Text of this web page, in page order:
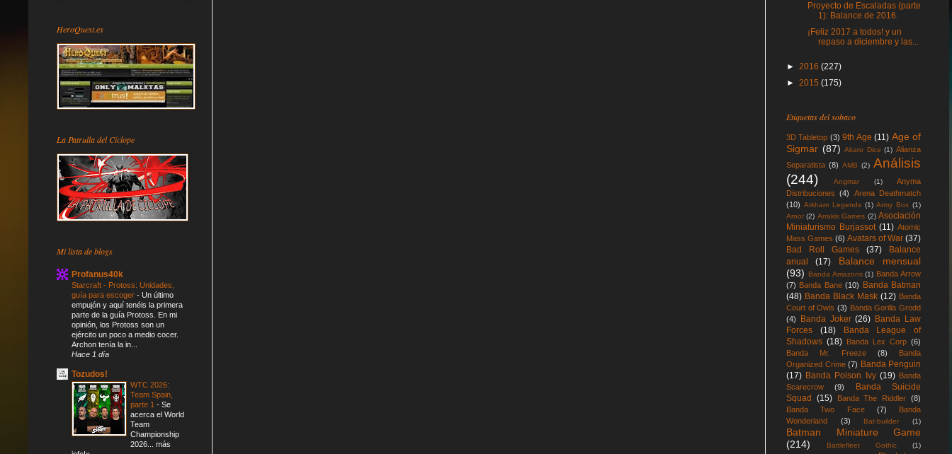
HeroQuest.es
La Patrulla del Cíclope
Mi lista de blogs
Profanus40k
Starcraft - Protoss: Unidades,
guía para escoger - Un último
empujón y aquí tenéis la primera
parte de la guía Protoss. En mi
opinión, los Protoss son un
ejército un poco a medio cocer.
Archon tenía la in...
Hace 1 día
Tozudos!
WTC 2026:
Team Spain,
parte 1 - Se
acerca el World
Team
Championship
2026... más
Proyecto de Escaladas (parte
1): Balance de 2016.
¡Feliz 2017 a todos! y un
repaso a diciembre y las...
► 2016 (227)
► 2015 (175)
Etiquetas del sobaco
3D Tabletop (3) 9th Age (11) Age of
Sigmar (87) Akaro Dice (1) Alianza
Separatista (8) AMB (2) Análisis
(244)
Angmar (1)
Anyma
Distribuciones
(4)
Arena Deathmatch
(10) Arkham Legends (1) Army Box (1)
Arnor (2) Arrakis Games (2) Asociación
Miniaturismo Burjassot (11) Atomic
Mass Games (6) Avatars of War (37)
Bad Roll Games
(37)
Balance
anual
(17)
Balance mensual
(93)
Banda Amazons (1) Banda Arrow
(7) Banda Bane (10)
Banda Batman
(48) Banda Black Mask (12) Banda
Court of Owls (3) Banda Gorilla Grodd
(4)
Banda Joker (26) Banda Law
Forces
(18)
Banda League of
Shadows (18) Banda Lex Corp (6)
Banda Mr. Freeze
(8)
Banda
Organized Crime (7) Banda Penguin
(17) Banda Poison Ivy (19) Banda
Scarecrow
(9)
Banda Suicide
Squad
(15) Banda The Riddler (8)
Banda Two Face
(7)
Banda
Wonderland
(3) Bat-builder (1)
Batman Miniature Game
(214)
Battlefleet Gothic
(1)